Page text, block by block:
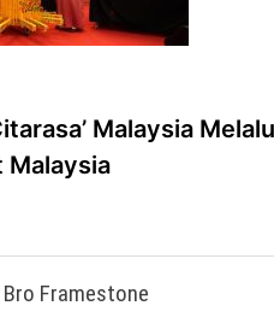
Malaysia
Malaysia
Bro Framestone